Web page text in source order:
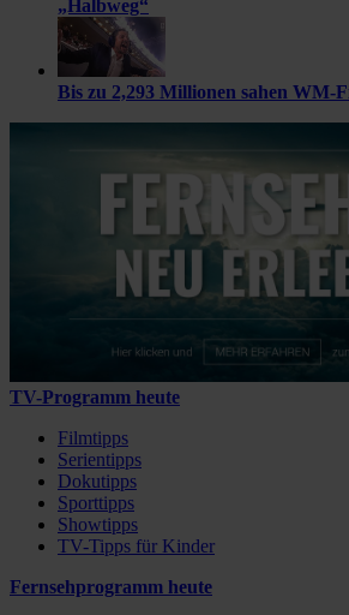
„Halbweg“
Bis zu 2,293 Millionen sahen WM-
TV-Programm heute
Filmtipps
Serientipps
Dokutipps
Sporttipps
Showtipps
TV-Tipps für Kinder
Fernsehprogramm heute